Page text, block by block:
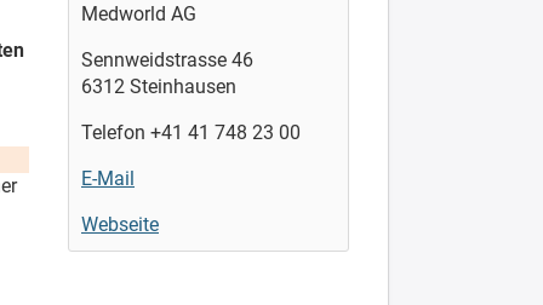
Medworld AG
Sennweidstrasse 46
6312 Steinhausen
Telefon +41 41 748 23 00
E-Mail
Webseite